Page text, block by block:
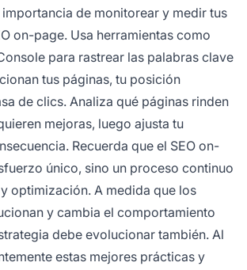
de monitorear y medir tus
on-page. Usa herramientas como
para rastrear las palabras clave
tus páginas, tu posición
de clics. Analiza qué páginas rinden
mejoras, luego ajusta tu
Recuerda que el SEO on-
único, sino un proceso continuo
optimización. A medida que los
y cambia el comportamiento
debe evolucionar también. Al
estas mejores prácticas y